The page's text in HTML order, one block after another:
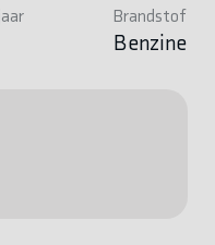
Brandstof
Benzine